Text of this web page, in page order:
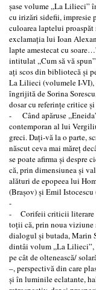
şase volume ,,La Lilieci”
cu irizări sidefii, impresie
culoarea laptelui
exclamaţia lui Ioan
lapte amestecat cu
intitulat ,,Cum să vă
aţi scos din bibliotecă şi
La Lilieci (volumele I-VI),
îngrijită de Sorina
dosar cu referinţe critice
- Când apăruse
contemporan al lui
greci. Daţi-vă la o parte,
născut ceva mai măreţ
se poate afirma şi
că, prin dimensiunea şi
alături de epopeea lui
(Braşov) şi Emil Istocescu
-
- Corifeii criticii literare
toţii că, prin noua
dialogul şi butada, Marin
dintâi volum ,,La Lilieci”,
pe cât de oltenească/
–, perspectivă din care
şi în luminile eclatante,